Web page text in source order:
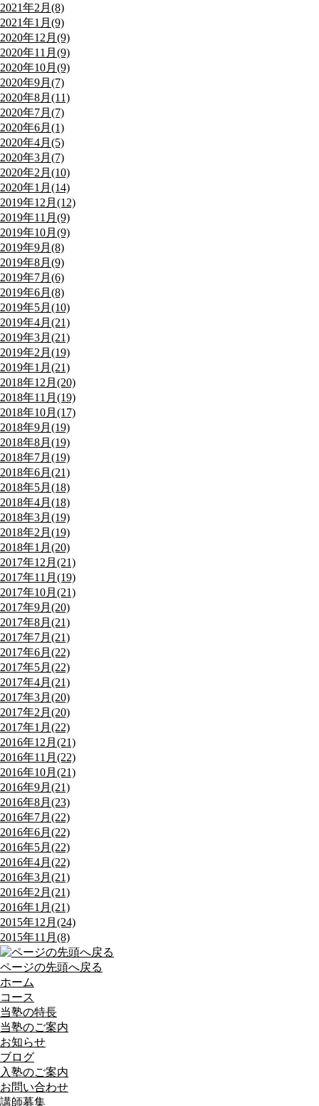
2021年2月(8)
2021年1月(9)
2020年12月(9)
2020年11月(9)
2020年10月(9)
2020年9月(7)
2020年8月(11)
2020年7月(7)
2020年6月(1)
2020年4月(5)
2020年3月(7)
2020年2月(10)
2020年1月(14)
2019年12月(12)
2019年11月(9)
2019年10月(9)
2019年9月(8)
2019年8月(9)
2019年7月(6)
2019年6月(8)
2019年5月(10)
2019年4月(21)
2019年3月(21)
2019年2月(19)
2019年1月(21)
2018年12月(20)
2018年11月(19)
2018年10月(17)
2018年9月(19)
2018年8月(19)
2018年7月(19)
2018年6月(21)
2018年5月(18)
2018年4月(18)
2018年3月(19)
2018年2月(19)
2018年1月(20)
2017年12月(21)
2017年11月(19)
2017年10月(21)
2017年9月(20)
2017年8月(21)
2017年7月(21)
2017年6月(22)
2017年5月(22)
2017年4月(21)
2017年3月(20)
2017年2月(20)
2017年1月(22)
2016年12月(21)
2016年11月(22)
2016年10月(21)
2016年9月(21)
2016年8月(23)
2016年7月(22)
2016年6月(22)
2016年5月(22)
2016年4月(22)
2016年3月(21)
2016年2月(21)
2016年1月(21)
2015年12月(24)
2015年11月(8)
ページの先頭へ戻る
ホーム
コース
当塾の特長
当塾のご案内
お知らせ
ブログ
入塾のご案内
お問い合わせ
講師募集